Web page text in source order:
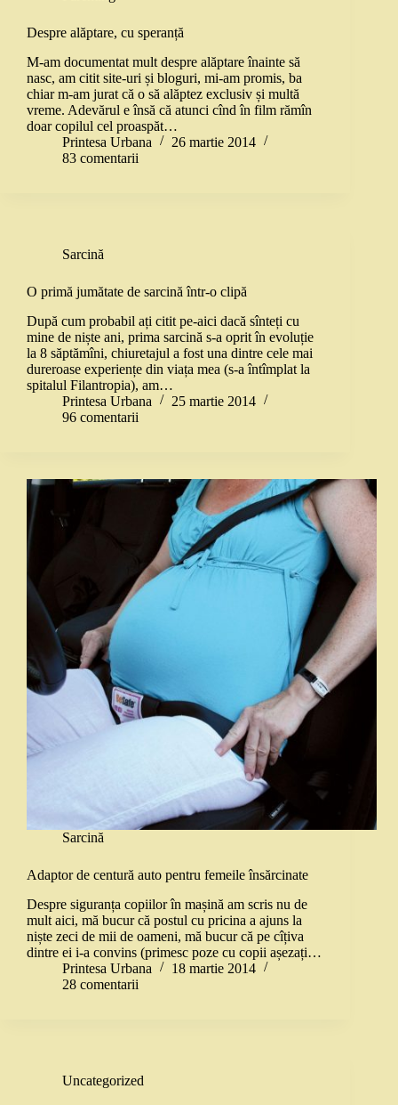
Despre alăptare, cu speranță
M-am documentat mult despre alăptare înainte să
nasc, am citit site-uri și bloguri, mi-am promis, ba
chiar m-am jurat că o să alăptez exclusiv și multă
vreme. Adevărul e însă că atunci cînd în film rămîn
doar copilul cel proaspăt…
Printesa Urbana
26 martie 2014
83 comentarii
Sarcină
O primă jumătate de sarcină într-o clipă
După cum probabil ați citit pe-aici dacă sînteți cu
mine de niște ani, prima sarcină s-a oprit în evoluție
la 8 săptămîni, chiuretajul a fost una dintre cele mai
dureroase experiențe din viața mea (s-a întîmplat la
spitalul Filantropia), am…
Printesa Urbana
25 martie 2014
96 comentarii
Sarcină
Adaptor de centură auto pentru femeile însărcinate
Despre siguranța copiilor în mașină am scris nu de
mult aici, mă bucur că postul cu pricina a ajuns la
niște zeci de mii de oameni, mă bucur că pe cîțiva
dintre ei i-a convins (primesc poze cu copii așezați…
Printesa Urbana
18 martie 2014
28 comentarii
Uncategorized